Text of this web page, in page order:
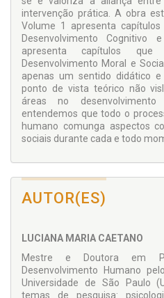
intervenção prática. A obra
Volume 1 apresenta
Desenvolvimento
apresenta capítulos
Desenvolvimento Moral e
apenas um sentido didático
ponto de vista teórico não
áreas no
entendemos que todo o
humano comunga aspectos
sociais durante cada e todo
AUTOR(ES)
LUCIANA MARIA CAETANO
Mestre e Doutora em
Desenvolvimento Humano
Universidade de São Paulo
temas de pesquisa: